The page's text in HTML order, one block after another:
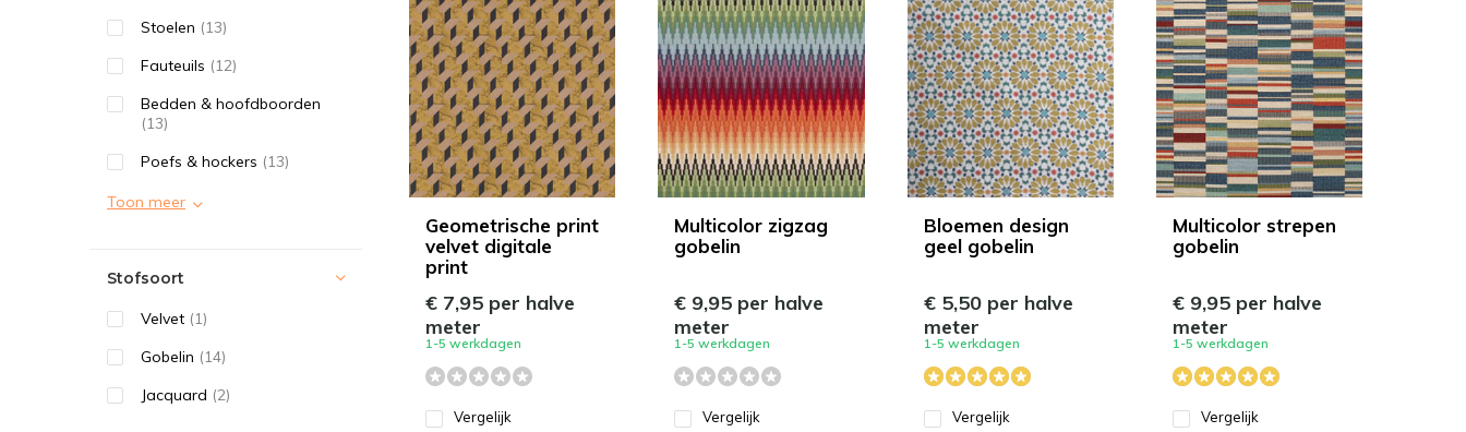
Geometrische print
velvet digitale
print
€ 7,95 per halve
meter
1-5 werkdagen
Vergelijk
Multicolor zigzag
gobelin
€ 9,95 per halve
meter
1-5 werkdagen
Vergelijk
Bloemen design
geel gobelin
€ 5,50 per halve
meter
1-5 werkdagen
Vergelijk
Multicolor strepen
gobelin
€ 9,95 per halve
meter
1-5 werkdagen
Vergelijk
Stoelen (13)
Fauteuils (12)
Bedden & hoofdboorden
(13)
Poefs & hockers (13)
Toon meer
Stofsoort
Velvet (1)
Gobelin (14)
Jacquard (2)